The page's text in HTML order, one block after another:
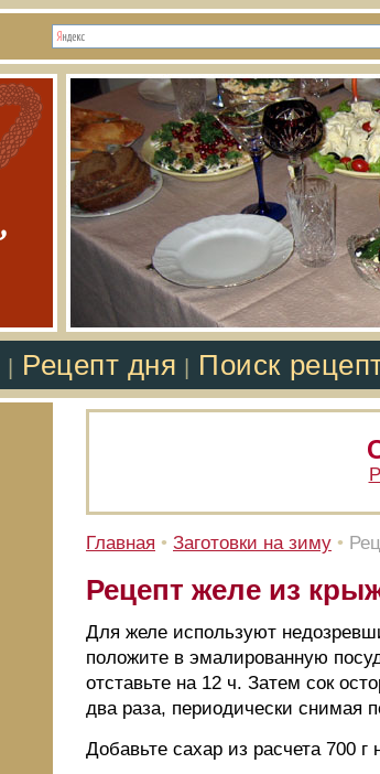
Рецепт дня Поиск
Главная • Заготовки на зиму •
Рецепт желе из
Для желе используют
положите в эмалированную
отставьте на 12 ч. Затем сок
два раза, периодически снимая
Добавьте сахар из расчета 700 г